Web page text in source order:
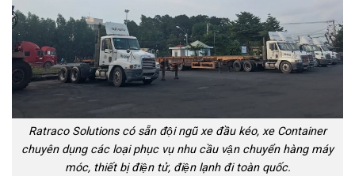
Ratraco Solutions có sẵn đội ngũ xe đầu kéo, xe Container
chuyên dụng các loại phục vụ nhu cầu vận chuyển hàng máy
móc, thiết bị điện tử, điện lạnh đi toàn quốc.